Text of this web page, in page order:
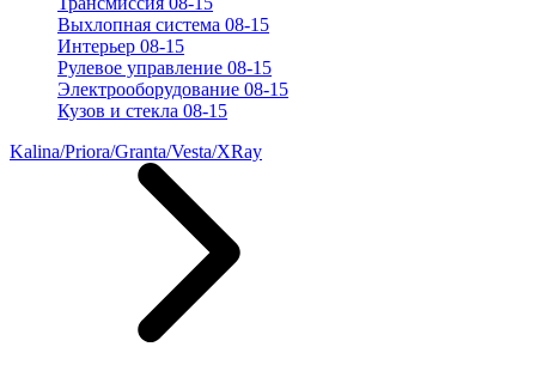
Выхлопная система 08-15
Интерьер 08-15
Рулевое управление 08-15
Электрооборудование 08-15
Кузов и стекла 08-15
Kalina/Priora/Granta/Vesta/XRay